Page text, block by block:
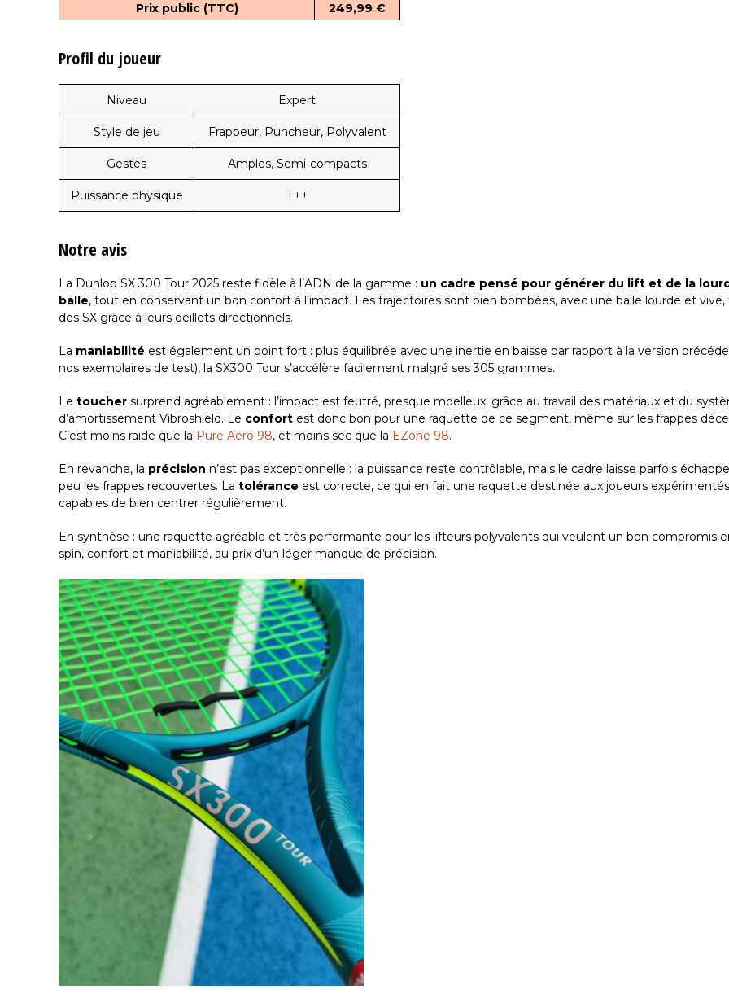
Prix public (TTC)
249,99 €
Profil du joueur
Niveau Expert
Style de jeu Frappeur, Puncheur, Polyvalent
Gestes Amples, Semi-compacts
Puissance physique +++
Notre avis
La Dunlop SX 300 Tour 2025 reste fidèle à l’ADN de la gamme : un cadre pensé pour générer du lift et de la
balle, tout en conservant un bon confort à l’impact. Les trajectoires sont bien bombées, avec une balle lourde et
des SX grâce à leurs oeillets directionnels.
La maniabilité est également un point fort : plus équilibrée avec une inertie en baisse par rapport à la version
nos exemplaires de test), la SX300 Tour s’accélère facilement malgré ses 305 grammes.
Le toucher surprend agréablement : l’impact est feutré, presque moelleux, grâce au travail des matériaux et du
d’amortissement Vibroshield. Le confort est donc bon pour une raquette de ce segment, même sur les frappes
C’est moins raide que la Pure Aero 98, et moins sec que la EZone 98.
En revanche, la précision n’est pas exceptionnelle : la puissance reste contrôlable, mais le cadre laisse parfois
peu les frappes recouvertes. La tolérance est correcte, ce qui en fait une raquette destinée aux joueurs
capables de bien centrer régulièrement.
En synthèse : une raquette agréable et très performante pour les lifteurs polyvalents qui veulent un bon compromis
spin, confort et maniabilité, au prix d’un léger manque de précision.